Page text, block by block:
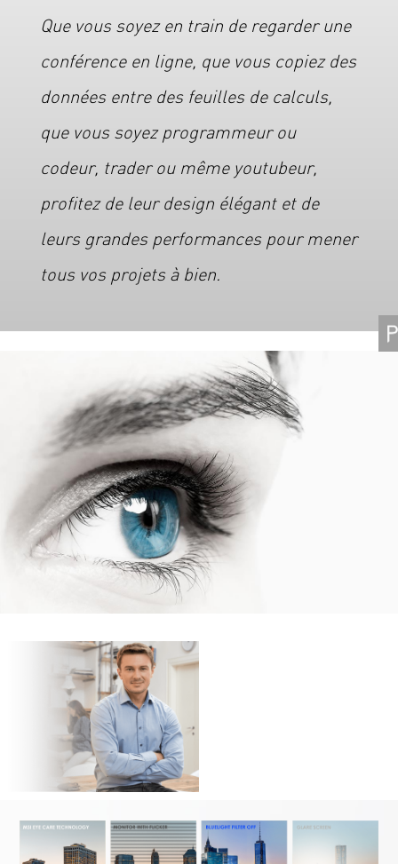
Que vous soyez en train de regarder une
conférence en ligne, que vous copiez des
données entre des feuilles de calculs,
que vous soyez programmeur ou
codeur, trader ou même youtubeur,
profitez de leur design élégant et de
leurs grandes performances pour mener
tous vos projets à bien.